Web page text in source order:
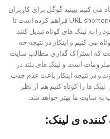
می کنیم ببینید گوگل برای کاربران
خود امکان کوتاه کردن لینک با عنوان URL shortener فراهم کرده است تا
را به لینک های کوتاه تبدیل کنند
می کنیم و اینکار در نتیجه چه
که اشتراک گذاری مطالب سایت
است و لینک های بلند در
و در نتیجه اینکار باعث عدم جذب
ها را کوتاه کنیم هم از نظر
سایت ما بهتر خواهد شد.
کننده ی لینک: